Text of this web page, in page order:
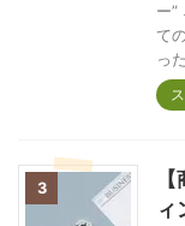
ー”
て
っ
3
ィ